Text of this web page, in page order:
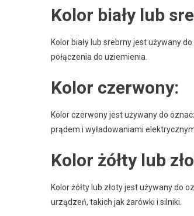
Kolor biały lub
Kolor biały lub srebrny jest używany
połączenia do uziemienia.
Kolor czerwony:
Kolor czerwony jest używany do
prądem i wyładowaniami
Kolor żółty lub
Kolor żółty lub złoty jest używany do
urządzeń, takich jak żarówki i silniki.